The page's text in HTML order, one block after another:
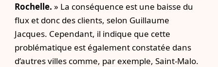
Rochelle. » La conséquence est une baisse du
flux et donc des clients, selon Guillaume
Jacques. Cependant, il indique que cette
problématique est également constatée dans
d’autres villes comme, par exemple, Saint-Malo.